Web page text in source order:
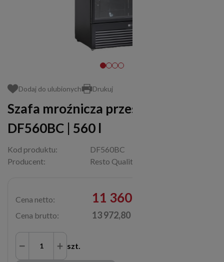
Dodaj do ulubionych Drukuj
Szafa mroźnicza przeszklona
DF560BC | 560 l
Kod produktu:
DF560BC
Producent:
Resto Quality
Cena netto: 11 360,00 zł
Cena brutto: 13 972,80 zł
szt.